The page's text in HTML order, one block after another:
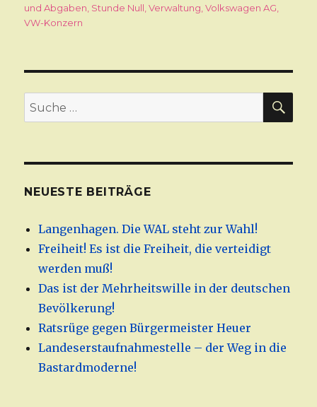
und Abgaben, Stunde Null,Verwaltung,Volkswagen AG,
VW-Konzern
Suche
nach:
NEUESTE BEITRÄGE
Langenhagen. Die WAL steht zur Wahl!
Freiheit! Es ist die Freiheit, die verteidigt
werden muß!
Das ist der Mehrheitswille in der deutschen
Bevölkerung!
Ratsrüge gegen Bürgermeister Heuer
Landeserstaufnahmestelle – der Weg in die
Bastardmoderne!